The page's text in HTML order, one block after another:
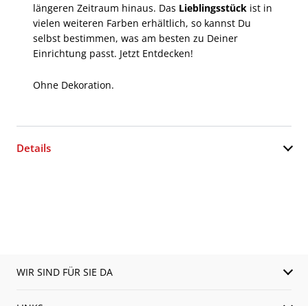
längeren Zeitraum hinaus. Das Lieblingsstück ist in
vielen weiteren Farben erhältlich, so kannst Du
selbst bestimmen, was am besten zu Deiner
Einrichtung passt. Jetzt Entdecken!
Ohne Dekoration.
Details
WIR SIND FÜR SIE DA